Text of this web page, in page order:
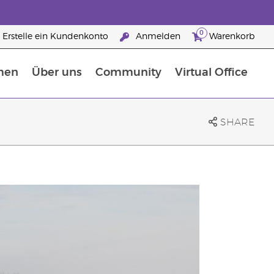
Erstelle ein Kundenkonto Anmelden 0 Warenkorb
Über uns Community Virtual Office
SHARE